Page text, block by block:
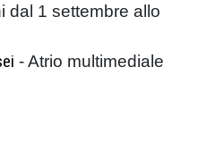
dal 1 settembre allo
- Atrio multimediale